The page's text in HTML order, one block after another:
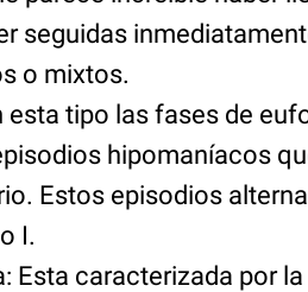
seguidas
o mixtos.
esta tipo las fases de
hipomaníacos
Estos episodios
I.
Esta caracterizada por